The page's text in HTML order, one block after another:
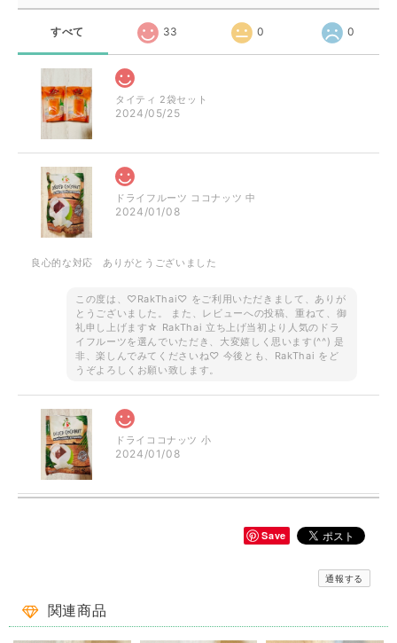
すべて 33 0 0
タイティ 2袋セット
2024/05/25
ドライフルーツ ココナッツ 中
2024/01/08
良心的な対応 ありがとうございました
この度は、♡RakThai♡ をご利用いただきまして、ありが
とうございました。 また、レビューへの投稿、重ねて、御
礼申し上げます☆ RakThai 立ち上げ当初より人気のドラ
イフルーツを選んでいただき、大変嬉しく思います(^^) 是
非、楽しんでみてくださいね♡ 今後とも、RakThai をど
うぞよろしくお願い致します。
ドライココナッツ 小
2024/01/08
ご予約品です！ ロータス 半袖シャツ ブラウン
一目惚れ✾で即買いしました。見たままのとっても素敵なでした✨とて
も敏速、丁寧な対応で、本当に良いお買い物出来ました。有難うござい
Save
通報する
関連商品